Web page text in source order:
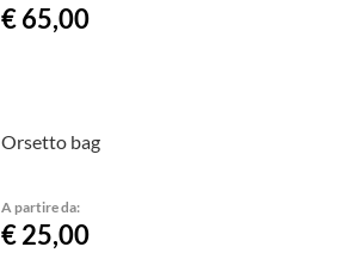
€ 65,00
Orsetto bag
A partire da:
€ 25,00